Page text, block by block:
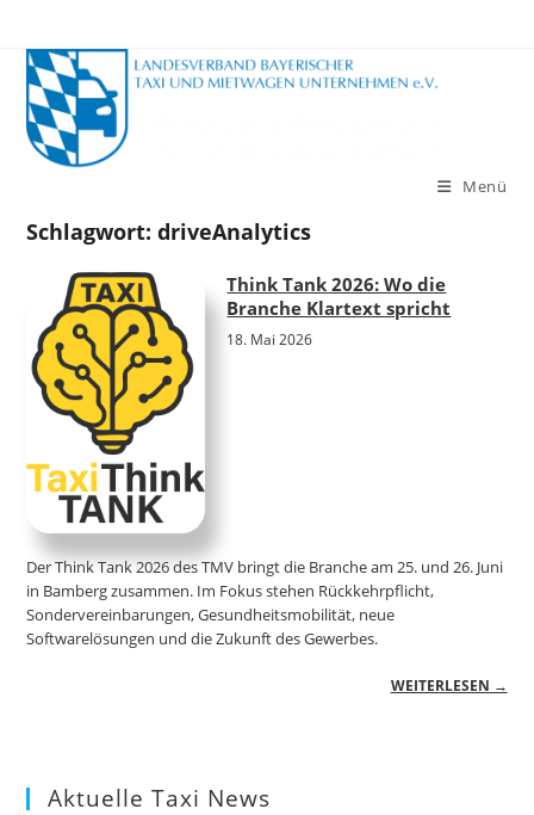
Inhalt
springen
Menü
Schlagwort:driveAnalytics
Think Tank 2026: Wo die
Branche Klartext spricht
18. Mai 2026
Der Think Tank 2026 des TMV bringt die Branche am 25. und 26. Juni
in Bamberg zusammen. Im Fokus stehen Rückkehrpflicht,
Sondervereinbarungen, Gesundheitsmobilität, neue
Softwarelösungen und die Zukunft des Gewerbes.
WEITERLESEN →
Aktuelle Taxi News